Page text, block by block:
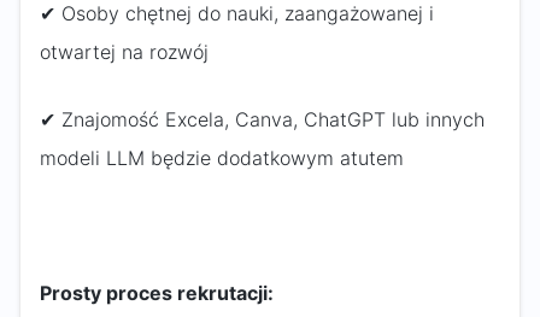
✔ Osoby chętnej do nauki, zaangażowanej i
otwartej na rozwój
✔ Znajomość Excela, Canva, ChatGPT lub innych
modeli LLM będzie dodatkowym atutem
Prosty proces rekrutacji: